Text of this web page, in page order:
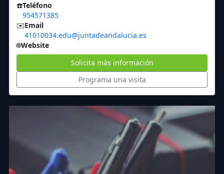
☎️Teléfono
954571385
✉️Email
41010034.edu@juntadeandalucia.es
🌐Website
Solicita más información
Programa una visita